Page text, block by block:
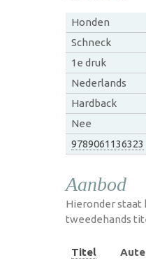
Honden
Schneck
1e druk
Nederlands
Hardback
Nee
9789061136323
Aanbod
Hieronder staat
tweedehands
Titel